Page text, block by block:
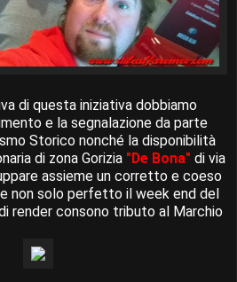
di questa iniziativa dobbiamo
e la segnalazione da parte
Storico nonché la disponibilità
di zona Gorizia "De Bona" di via
assieme un corretto e coeso
non solo perfetto il week end del
render consono tributo al Marchio